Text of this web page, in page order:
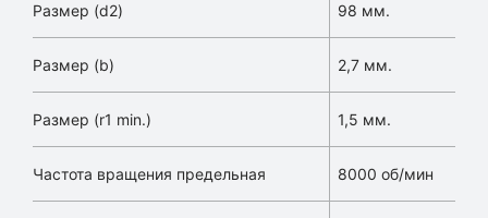
Размер (d2) 98 мм.
Размер (b) 2,7 мм.
Размер (r1 min.) 1,5 мм.
Частота вращения предельная 8000 об/мин